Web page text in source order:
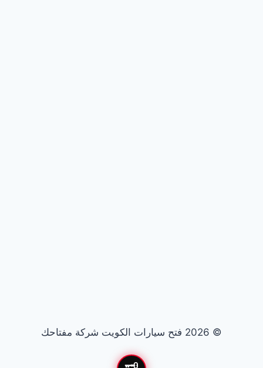
© 2026 فتح سيارات الكويت شركة مفتاحك